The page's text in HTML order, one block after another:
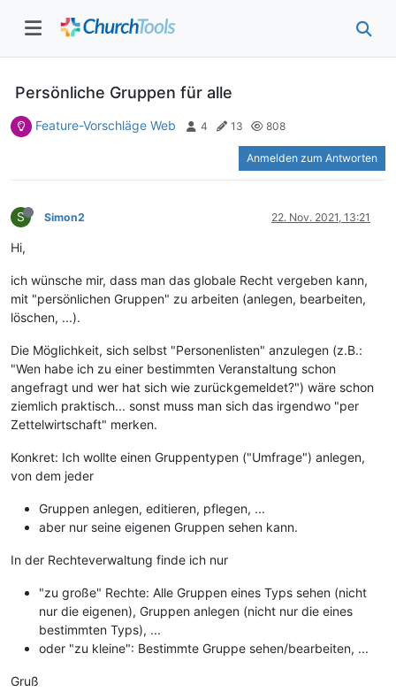
Persönliche Gruppen für alle
Feature-Vorschläge Web 4 13 808
Anmelden zum Antworten
S Simon2 22. Nov. 2021, 13:21
Hi,
ich wünsche mir, dass man das globale Recht vergeben kann,
mit "persönlichen Gruppen" zu arbeiten (anlegen, bearbeiten,
löschen, ...).
Die Möglichkeit, sich selbst "Personenlisten" anzulegen (z.B.:
"Wen habe ich zu einer bestimmten Veranstaltung schon
angefragt und wer hat sich wie zurückgemeldet?") wäre schon
ziemlich praktisch... sonst muss man sich das irgendwo "per
Zettelwirtschaft" merken.
Konkret: Ich wollte einen Gruppentypen ("Umfrage") anlegen,
von dem jeder
Gruppen anlegen, editieren, pflegen, ...
aber nur seine eigenen Gruppen sehen kann.
In der Rechteverwaltung finde ich nur
"zu große" Rechte: Alle Gruppen eines Typs sehen (nicht
nur die eigenen), Gruppen anlegen (nicht nur die eines
bestimmten Typs), ...
oder "zu kleine": Bestimmte Gruppe sehen/bearbeiten, ...
Gruß